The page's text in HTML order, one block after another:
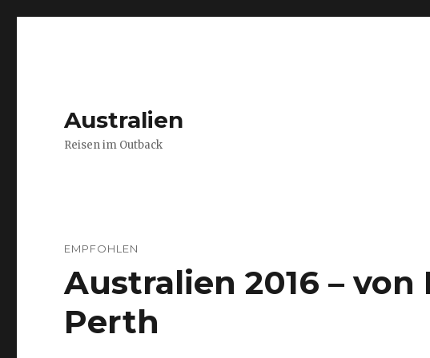
Australien
Reisen im Outback
EMPFOHLEN
Australien 2016 –
Perth